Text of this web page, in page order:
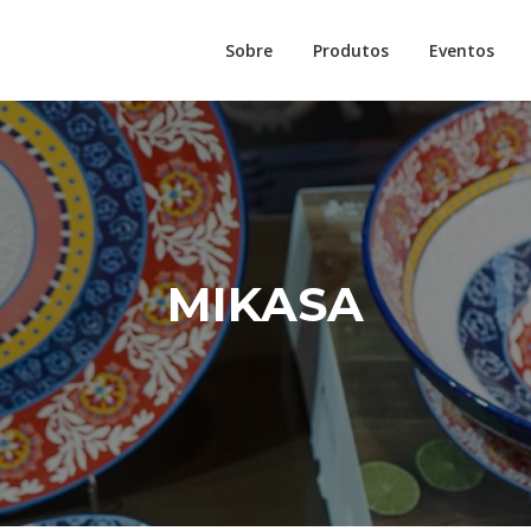
Sobre Produtos Eventos
MIKASA